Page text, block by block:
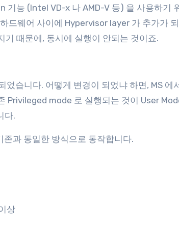
기능 (Intel VD-x 나 AMD-V 등) 을 사용하기
드웨어 사이에 Hypervisor layer 가 추가가
기 때문에, 동시에 실행이 안되는 것이죠.
습니다. 어떻게 변경이 되었냐 하면, MS 에
Privileged mode 로 실행되는 것이 User
다.
과 동일한 방식으로 동작합니다.
상